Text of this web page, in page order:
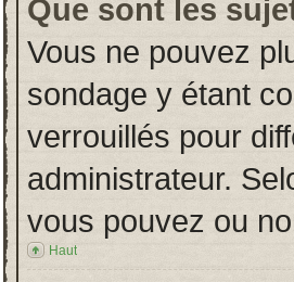
Que sont les
Vous ne pouvez
sondage y étant
verrouillés pour
administrateur.
vous pouvez ou
Haut